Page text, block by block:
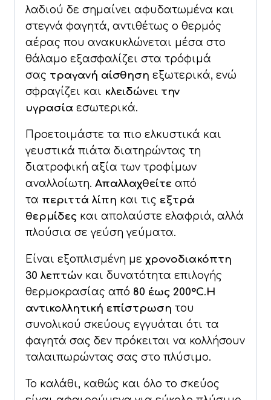
λαδιού δε σημαίνει αφυδατωμένα και
στεγνά φαγητά, αντιθέτως ο θερμός
αέρας που ανακυκλώνεται μέσα στο
θάλαμο εξασφαλίζει στα τρόφιμά
σας τραγανή αίσθηση εξωτερικά, ενώ
σφραγίζει και κλειδώνει την
υγρασία εσωτερικά.
Προετοιμάστε τα πιο ελκυστικά και
γευστικά πιάτα διατηρώντας τη
διατροφική αξία των τροφίμων
αναλλοίωτη. Απαλλαχθείτε από
τα περιττά λίπη και τις εξτρά
θερμίδες και απολαύστε ελαφριά, αλλά
πλούσια σε γεύση γεύματα.
Είναι εξοπλισμένη με χρονοδιακόπτη
30 λεπτών και δυνατότητα επιλογής
θερμοκρασίας από 80 έως 200°C.H
αντικολλητική επίστρωση του
συνολικού σκεύους εγγυάται ότι τα
φαγητά σας δεν πρόκειται να κολλήσουν
ταλαιπωρώντας σας στο πλύσιμο.
Το καλάθι, καθώς και όλο το σκεύος